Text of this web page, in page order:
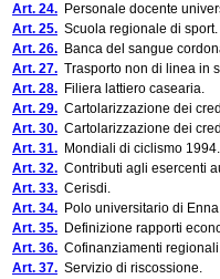
Art. 24. Personale docente
Art. 25. Scuola regionale di sport.
Art. 26. Banca del sangue
Art. 27. Trasporto non di linea in
Art. 28. Filiera lattiero casearia.
Art. 29. Cartolarizzazione dei
Art. 30. Cartolarizzazione dei
Art. 31. Mondiali di ciclismo 1994.
Art. 32. Contributi agli esercenti
Art. 33. Cerisdi.
Art. 34. Polo universitario di
Art. 35. Definizione rapporti
Art. 36. Cofinanziamenti
Art. 37. Servizio di riscossione.